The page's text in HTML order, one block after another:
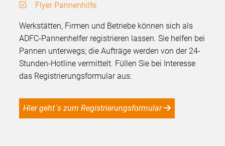
Flyer Pannenhilfe
Werkstätten, Firmen und Betriebe können sich als
ADFC-Pannenhelfer registrieren lassen. Sie helfen bei
Pannen unterwegs; die Aufträge werden von der 24-
Stunden-Hotline vermittelt. Füllen Sie bei Interesse
das Registrierungsformular aus:
Hier geht´s zum Registrierungsformular